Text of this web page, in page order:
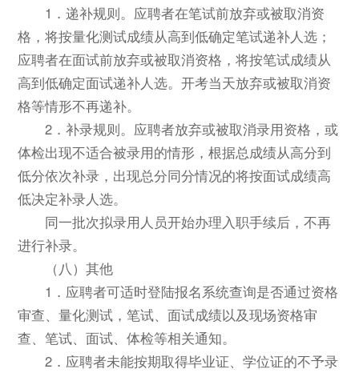
1．递补规则。应聘者在笔试前放弃或被取消资
格，将按量化测试成绩从高到低确定笔试递补人选；
应聘者在面试前放弃或被取消资格，将按笔试成绩从
高到低确定面试递补人选。开考当天放弃或被取消资
格等情形不再递补。
2．补录规则。应聘者放弃或被取消录用资格，或
体检出现不适合被录用的情形，根据总成绩从高分到
低分依次补录，出现总分同分情况的将按面试成绩高
低决定补录人选。
同一批次拟录用人员开始办理入职手续后，不再
进行补录。
（八）其他
1．应聘者可适时登陆报名系统查询是否通过资格
审查、量化测试，笔试、面试成绩以及现场资格审
查、笔试、面试、体检等相关通知。
2．应聘者未能按期取得毕业证、学位证的不予录